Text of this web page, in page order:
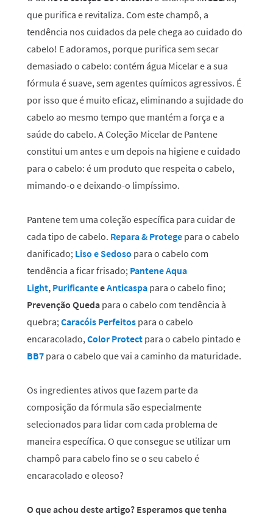
que purifica e revitaliza. Com este champô, a
tendência nos cuidados da pele chega ao cuidado do
cabelo! E adoramos, porque purifica sem secar
demasiado o cabelo: contém água Micelar e a sua
fórmula é suave, sem agentes químicos agressivos. É
por isso que é muito eficaz, eliminando a sujidade do
cabelo ao mesmo tempo que mantém a força e a
saúde do cabelo. A Coleção Micelar de Pantene
constitui um antes e um depois na higiene e cuidado
para o cabelo: é um produto que respeita o cabelo,
mimando-o e deixando-o limpíssimo.
Pantene tem uma coleção específica para cuidar de
cada tipo de cabelo. Repara & Protege para o cabelo
danificado; Liso e Sedoso para o cabelo com
tendência a ficar frisado; Pantene Aqua
Light, PurificanteeAnticaspa para o cabelo fino;
Prevenção Queda para o cabelo com tendência à
quebra;Caracóis Perfeitos para o cabelo
encaracolado,Color Protect para o cabelo pintado e
BB7 para o cabelo que vai a caminho da maturidade.
Os ingredientes ativos que fazem parte da
composição da fórmula são especialmente
selecionados para lidar com cada problema de
maneira específica. O que consegue se utilizar um
champô para cabelo fino se o seu cabelo é
encaracolado e oleoso?
O que achou deste artigo? Esperamos que tenha